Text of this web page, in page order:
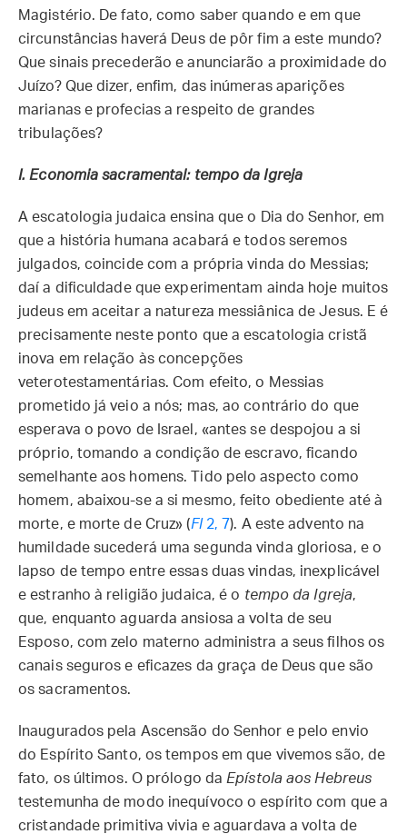
Magistério. De fato, como saber quando e em que
circunstâncias haverá Deus de pôr fim a este mundo?
Que sinais precederão e anunciarão a proximidade do
Juízo? Que dizer, enfim, das inúmeras aparições
marianas e profecias a respeito de grandes
tribulações?
I. Economia sacramental: tempo da Igreja
A escatologia judaica ensina que o Dia do Senhor, em
que a história humana acabará e todos seremos
julgados, coincide com a própria vinda do Messias;
daí a dificuldade que experimentam ainda hoje muitos
judeus em aceitar a natureza messiânica de Jesus. E é
precisamente neste ponto que a escatologia cristã
inova em relação às concepções
veterotestamentárias. Com efeito, o Messias
prometido já veio a nós; mas, ao contrário do que
esperava o povo de Israel, «antes se despojou a si
próprio, tomando a condição de escravo, ficando
semelhante aos homens. Tido pelo aspecto como
homem, abaixou-se a si mesmo, feito obediente até à
morte, e morte de Cruz» (Fl2, 7). A este advento na
humildade sucederá uma segunda vinda gloriosa, e o
lapso de tempo entre essas duas vindas, inexplicável
e estranho à religião judaica, é o tempo da Igreja,
que, enquanto aguarda ansiosa a volta de seu
Esposo, com zelo materno administra a seus filhos os
canais seguros e eficazes da graça de Deus que são
os sacramentos.
Inaugurados pela Ascensão do Senhor e pelo envio
do Espírito Santo, os tempos em que vivemos são, de
fato, os últimos. O prólogo da Epístola aos Hebreus
testemunha de modo inequívoco o espírito com que a
cristandade primitiva vivia e aguardava a volta de